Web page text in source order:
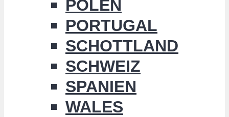
POLEN
PORTUGAL
SCHOTTLAND
SCHWEIZ
SPANIEN
WALES